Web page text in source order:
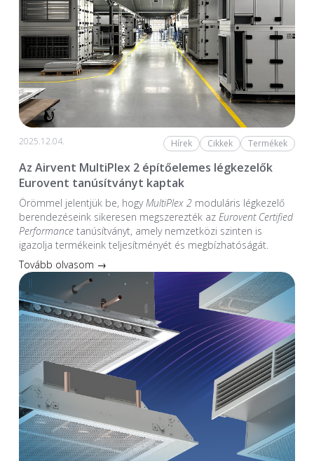
2025.12.04. Hírek Cikkek Termékek
Az Airvent MultiPlex 2 építőelemes légkezelők
Eurovent tanúsítványt kaptak
Örömmel jelentjük be, hogyMultiPlex 2moduláris légkezelő
berendezéseink sikeresen megszerezték az Eurovent Certified
Performancetanúsítványt, amely nemzetközi szinten is
igazolja termékeink teljesítményét és megbízhatóságát.
Tovább olvasom →